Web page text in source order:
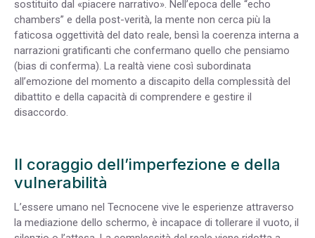
sostituito dal «piacere narrativo». Nell’epoca delle “echo
chambers” e della post-verità, la mente non cerca più la
faticosa oggettività del dato reale, bensì la coerenza interna a
narrazioni gratificanti che confermano quello che pensiamo
(bias di conferma). La realtà viene così subordinata
all’emozione del momento a discapito della complessità del
dibattito e della capacità di comprendere e gestire il
disaccordo.
Il coraggio dell’imperfezione e della
vulnerabilità
L’essere umano nel Tecnocene vive le esperienze attraverso
la mediazione dello schermo, è incapace di tollerare il vuoto, il